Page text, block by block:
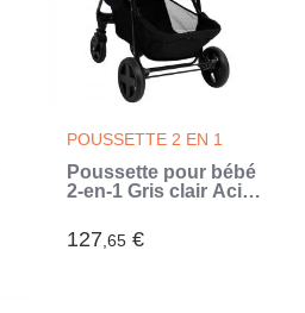
POUSSETTE 2 EN 1
Poussette pour bébé
2-en-1 Gris clair Acier
127,65 €